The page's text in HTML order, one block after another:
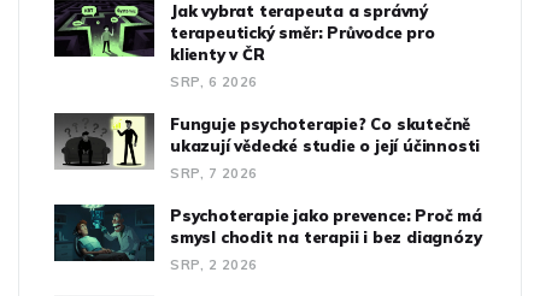
Jak vybrat terapeuta a správný
terapeutický směr: Průvodce pro
klienty v ČR
SRP, 6 2026
Funguje psychoterapie? Co skutečně
ukazují vědecké studie o její účinnosti
SRP, 7 2026
Psychoterapie jako prevence: Proč má
smysl chodit na terapii i bez diagnózy
SRP, 2 2026